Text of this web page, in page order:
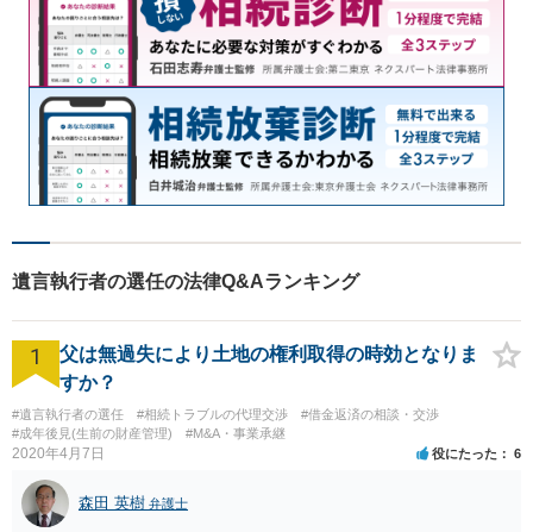
遺言執行者の選任の法律Q&Aランキング
1
父は無過失により土地の権利取得の時効となりま
すか？
#遺言執行者の選任 #相続トラブルの代理交渉
#借金返済の相談・交渉
#成年後見(生前の財産管理)
#M&A・事業承継
2020年4月7日 役にたった 6
森田 英樹 弁護士